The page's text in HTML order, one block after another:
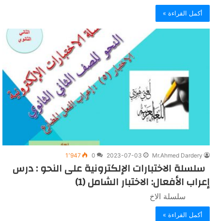
أكمل القراءة »
Mr.Ahmed Dardery
2023-07-03
0 1٬947
سلسلة الاختبارات الإلكترونية على النحو : درس
إعراب الأفعال: الاختبار الشامل (1)
سلسلة الاخ
أكمل القراءة »